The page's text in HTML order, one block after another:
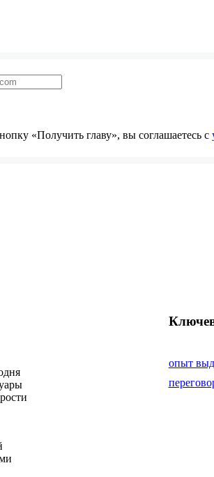
опыт
«Получить главу», вы соглашаетесь с